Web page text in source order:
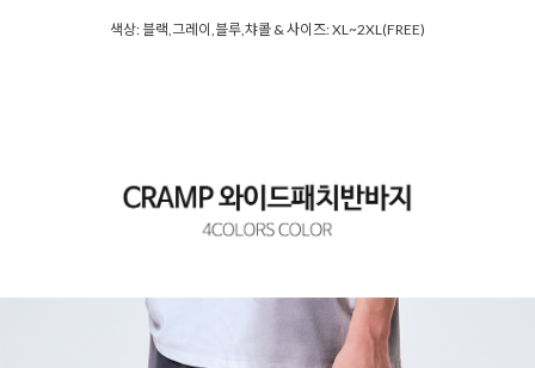
색상: 블랙,그레이,블루,챠콜 & 사이즈: XL~2XL(FREE)